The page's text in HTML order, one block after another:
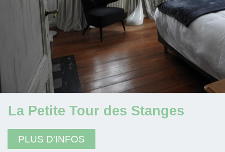
La Petite Tour des Stanges
PLUS D'INFOS